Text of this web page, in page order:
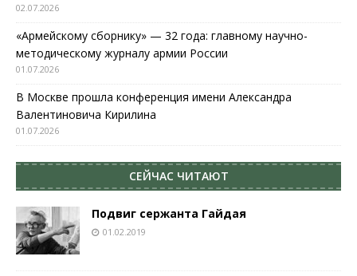
02.07.2026
«Армейскому сборнику» — 32 года: главному научно-
методическому журналу армии России
01.07.2026
В Москве прошла конференция имени Александра
Валентиновича Кирилина
01.07.2026
СЕЙЧАС ЧИТАЮТ
Подвиг сержанта Гайдая
01.02.2019